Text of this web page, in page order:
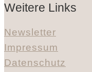
Weitere Links
Newsletter
Impressum
Datenschutz